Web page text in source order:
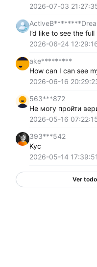
2026-07-03
I’d like to see the
2026-06-24
ake*********
How can I can see
2026-06-16
563***872
Не могу пройти
2026-05-16
393***542
Kyc
2026-05-14 17:39:51
Ver